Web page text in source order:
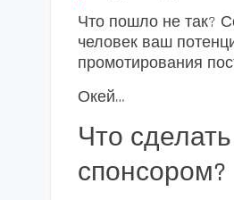
Что пошло не так?
человек ваш
промотирования
Окей…
Что
спонсором?